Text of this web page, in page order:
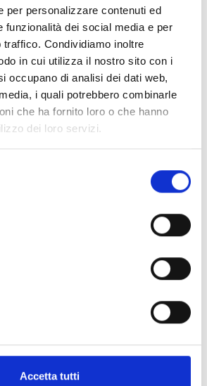
per personalizzare contenuti ed
funzionalità dei social media e per
Condividiamo inoltre
in cui utilizza il nostro sito con i
occupano di analisi dei dati web,
i quali potrebbero combinarle
che ha fornito loro o che hanno
dei loro servizi.
Accetta tutti
Mokondji ha inoltre sottolineato
dei 130 allevatori di reinvestire il
vendita del pollame da carne per
e continuare le attività di
introduttiva alla distribuzione é
Adrien Nzerette-Tombilette,
e AICS per le tutte le attività
programma, facendo notare come il
un miglioramento nella
tutte le attività implementate.
di un impianto di
per l’incubazione e la schiusa delle
Tombilette ha incoraggiato i
affinché questo progetto e tutti
non solo realizzarsi ma trovare una